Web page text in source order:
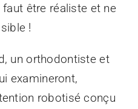
faut être réaliste et ne
!
un orthodontiste et
examineront,
robotisé conçu